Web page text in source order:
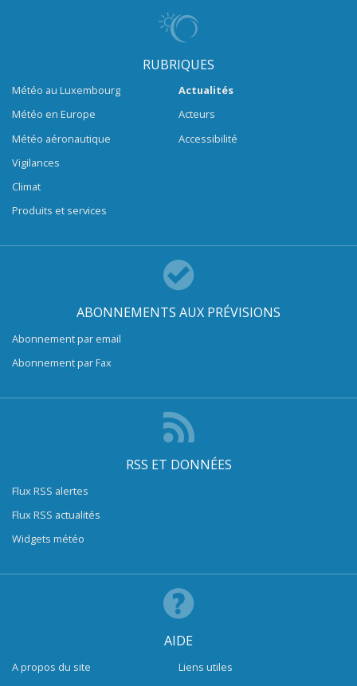
RUBRIQUES
Météo au Luxembourg
Météo en Europe
Météo aéronautique
Vigilances
Climat
Produits et services
Actualités
Acteurs
Accessibilité
ABONNEMENTS AUX PRÉVISIONS
Abonnement par email
Abonnement par Fax
RSS ET DONNÉES
Flux RSS alertes
Flux RSS actualités
Widgets météo
AIDE
A propos du site
Liens utiles